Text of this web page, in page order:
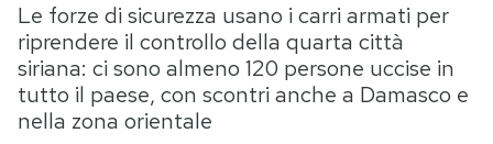
Politica
Tecnologia
Internet
Scienza
Consumismi
Storie/Idee
Ok Boomer!
Le forze di sicurezza usano i carri armati per
riprendere il controllo della quarta città
siriana: ci sono almeno 120 persone uccise in
tutto il paese, con scontri anche a Damasco e
nella zona orientale